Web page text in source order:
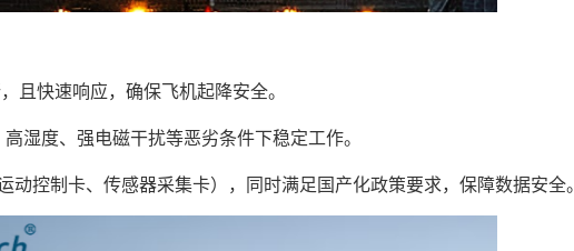
且快速响应，确保飞机起降安全。
度、强电磁干扰等恶劣条件下稳定工作。
动控制卡、传感器采集卡），同时满足国产化政策要求，保障数据安全。